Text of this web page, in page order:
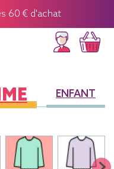
60 € d'achat
ENFANT